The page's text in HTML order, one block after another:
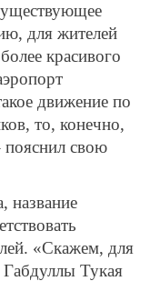
для жителей
красивого
движение по
то, конечно,
свою
название
«Скажем, для
Габдуллы Тукая